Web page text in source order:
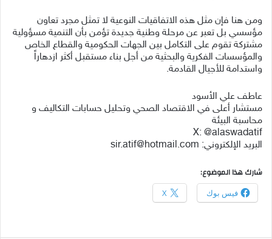
ومن هنا فإن مثل هذه الاتفاقيات النوعية لا تمثل مجرد تعاون
مؤسسي بل تعبر عن مرحلة وطنية جديدة تؤمن بأن التنمية مسؤولية
مشتركة تقوم على التكامل بين الجهات الحكومية والقطاع الخاص
والمؤسسات الفكرية والبحثية من أجل بناء مستقبل أكثر ازدهاراً
واستدامة للأجيال القادمة.
عاطف علي الأسود
مستشار أعلى في الاقتصاد الصحي وتحليل حسابات التكاليف و
محاسبة البيئة
البريد الإلكتروني: sir.atif@hotmail.com
شارك هذا الموضوع:
فيس بوك X